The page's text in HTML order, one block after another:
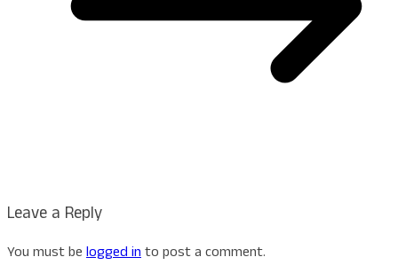
Leave a Reply
You must be logged into post a comment.